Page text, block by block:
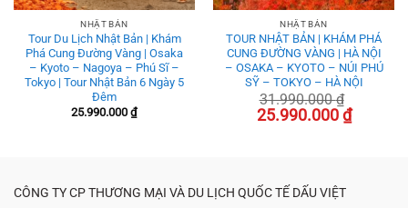
NHẬT BẢN
Tour Du Lịch Nhật Bản | Khám
Phá Cung Đường Vàng | Osaka
– Kyoto – Nagoya – Phú Sĩ –
Tokyo | Tour Nhật Bản 6 Ngày 5
Đêm
25.990.000 ₫
NHẬT BẢN
TOUR NHẬT BẢN | KHÁM PHÁ
CUNG ĐƯỜNG VÀNG | HÀ NỘI
– OSAKA – KYOTO – NÚI PHÚ
SỸ – TOKYO – HÀ NỘI
31.990.000₫
Giá
gốc
25.990.000₫Giá
hiện
CÔNG TY CP THƯƠNG MẠI VÀ DU LỊCH QUỐC TẾ DẤU VIỆT